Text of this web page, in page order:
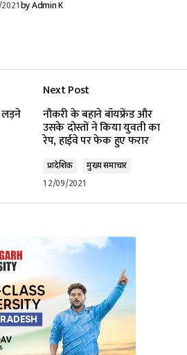
byAdmin K
लड़ने
Next Post
नौकरी के बहाने बॉयफ्रेंड और
उसके दोस्तों ने किया युवती का
रेप, हाईवे पर फेक हुए फरार
प्रादेशिक
मुख्य समाचार
12/09/2021